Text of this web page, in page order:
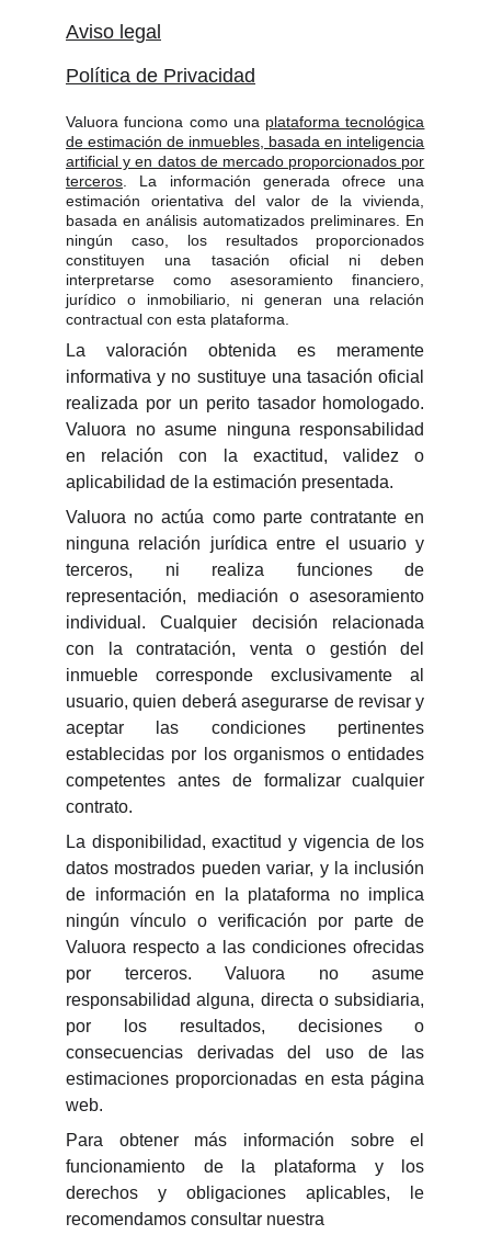
Valuora funciona como una plataforma tecnológica
de estimación de inmuebles, basada en inteligencia
artificial y en datos de mercado proporcionados por
terceros . La información generada ofrece una
estimación orientativa del valor de la vivienda,
basada en análisis automatizados preliminares. En
ningún caso, los resultados proporcionados
constituyen una tasación oficial ni deben
interpretarse como asesoramiento financiero,
jurídico o inmobiliario, ni generan una relación
contractual con esta plataforma.
La valoración obtenida es meramente
informativa y no sustituye una tasación oficial
realizada por un perito tasador homologado.
Valuora no asume ninguna responsabilidad
en relación con la exactitud, validez o
aplicabilidad de la estimación presentada.
Valuora no actúa como parte contratante en
ninguna relación jurídica entre el usuario y
terceros, ni realiza funciones de
representación, mediación o asesoramiento
individual. Cualquier decisión relacionada
con la contratación, venta o gestión del
inmueble corresponde exclusivamente al
usuario, quien deberá asegurarse de revisar y
aceptar las condiciones pertinentes
establecidas por los organismos o entidades
competentes antes de formalizar cualquier
contrato.
La disponibilidad, exactitud y vigencia de los
datos mostrados pueden variar, y la inclusión
de información en la plataforma no implica
ningún vínculo o verificación por parte de
Valuora respecto a las condiciones ofrecidas
por terceros. Valuora no asume
responsabilidad alguna, directa o subsidiaria,
por los resultados, decisiones o
consecuencias derivadas del uso de las
estimaciones proporcionadas en esta página
web.
Para obtener más información sobre el
funcionamiento de la plataforma y los
derechos y obligaciones aplicables, le
recomendamos consultar nuestra
Aviso legal
Política de Privacidad